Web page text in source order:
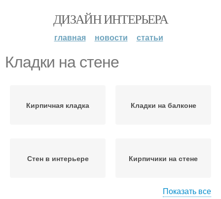
ДИЗАЙН ИНТЕРЬЕРА
главная новости статьи
Кладки на стене
Кирпичная кладка Кладки на балконе
Стен в интерьере Кирпичики на стене
Показать все